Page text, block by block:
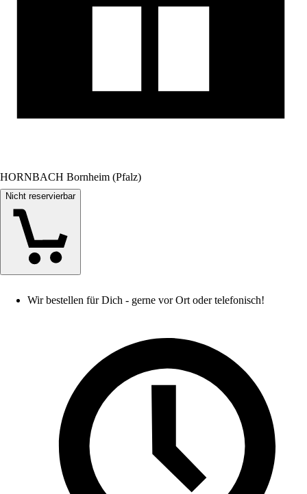
HORNBACH Bornheim (Pfalz)
Nicht reservierbar
Wir bestellen für Dich - gerne vor Ort oder telefonisch!